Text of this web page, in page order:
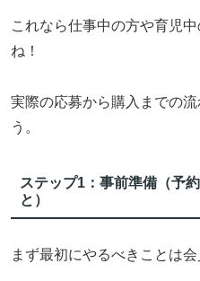
これなら仕事中の方や育児
ね！
実際の応募から購入までの
う。
ステップ1：事前準備（予
と）
まず最初にやるべきことは会